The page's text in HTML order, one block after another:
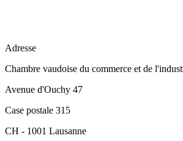
Adresse
Chambre vaudoise du commerce et de
Avenue d'Ouchy 47
Case postale 315
CH - 1001 Lausanne